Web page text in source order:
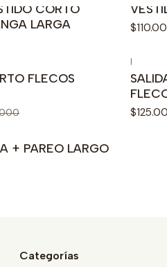
CORTO
LARGA
FLECOS
|
+ PAREO LARGO
Categorías